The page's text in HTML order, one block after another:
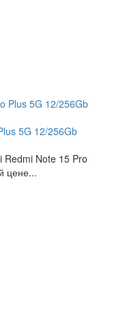
5G 12/256Gb
Note 15 Pro
цене...